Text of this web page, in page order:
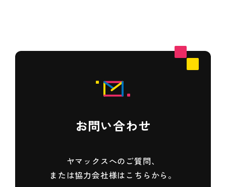
お問い合わせ
ヤマックスへのご質問、
または協力会社様はこちらから。